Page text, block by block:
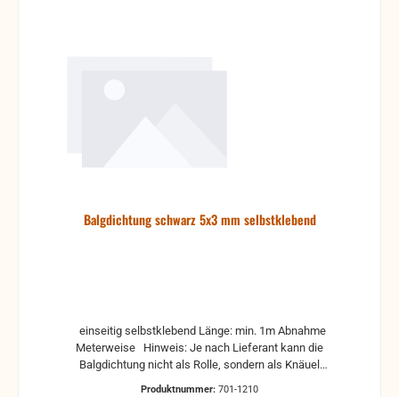
Balgdichtung schwarz 5x3 mm selbstklebend
Meterweise Hinweis: Je nach Lieferant kann die
Balgdichtung nicht als Rolle, sondern als Knäuel
verschickt werden.
Produktnummer: 701-1210